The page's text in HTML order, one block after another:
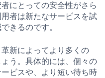
にとっての安全性がさら
者は新たなサービスを試
きるのです。
新によってより多くの
う。具体的には、個々の
ビスや、より短い待ち時